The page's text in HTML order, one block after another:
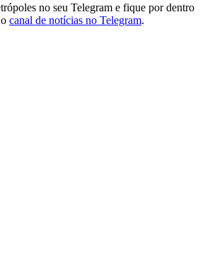
no seu Telegram e fique por dentro
canal de notícias no Telegram.